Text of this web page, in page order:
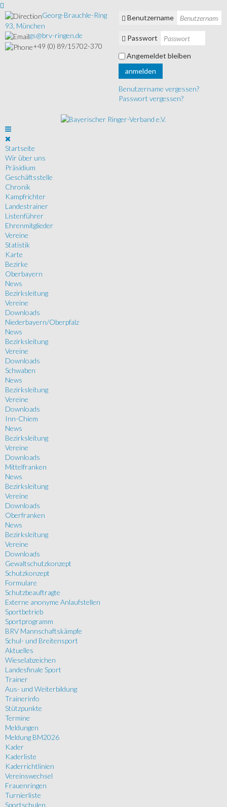
Georg-Brauchle-Ring
93, München
gs@brv-ringen.de
+49 (0) 89/15702-370
Benutzername
Passwort
Angemeldet bleiben
anmelden
Benutzername vergessen?
Passwort vergessen?
Startseite
Wir über uns
Präsidium
Geschäftsstelle
Chronik
Kampfrichter
Landestrainer
Listenführer
Ehrenmitglieder
Vereine
Statistik
Karte
Bezirke
Oberbayern
News
Bezirksleitung
Vereine
Downloads
Niederbayern/Oberpfalz
News
Bezirksleitung
Vereine
Downloads
Schwaben
News
Bezirksleitung
Vereine
Downloads
Inn-Chiem
News
Bezirksleitung
Vereine
Downloads
Mittelfranken
News
Bezirksleitung
Vereine
Downloads
Oberfranken
News
Bezirksleitung
Vereine
Downloads
Gewaltschutzkonzept
Schutzkonzept
Formulare
Schutzbeauftragte
Externe anonyme Anlaufstellen
Sportbetrieb
Sportprogramm
BRV Mannschaftskämpfe
Schul- und Breitensport
Aktuelles
Wieselabzeichen
Landesfinale Sport
Trainer
Aus- und Weiterbildung
Trainerinfo
Stützpunkte
Termine
Meldungen
Meldung BM2026
Kader
Kaderliste
Kaderrichtlinien
Vereinswechsel
Frauenringen
Turnierliste
Sportschulen